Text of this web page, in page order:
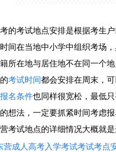
的考试地点安排是根据考生
间在当地中小学中组织考场
所在地与居住地不在同一个
考试时间都会安排在周末，
报名条件也同样很宽松，最低
想法，一定要抓紧时间考虑报
考试地点的详细情况大概就
营成人高考入学考试考试考点